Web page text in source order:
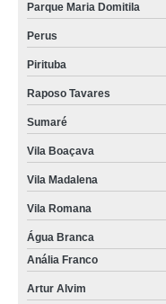
Parque Maria Domitila
Perus
Pirituba
Raposo Tavares
Sumaré
Vila Boaçava
Vila Madalena
Vila Romana
Água Branca
Anália Franco
Artur Alvim